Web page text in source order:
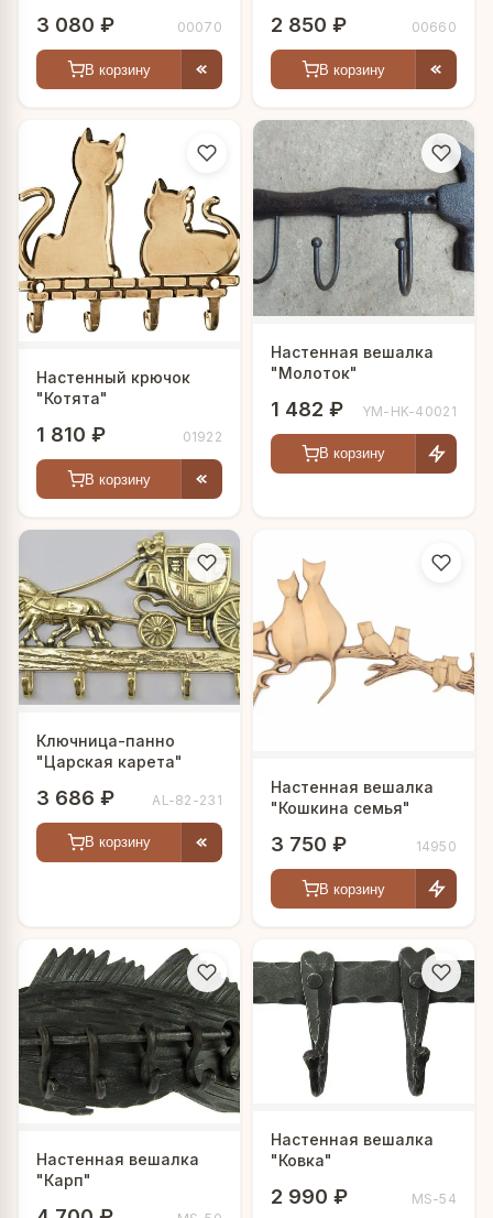
3 080 ₽ 00070
В корзину
2 850 ₽ 00660
В корзину
Настенный крючок
"Котята"
1 810 ₽ 01922
В корзину
Настенная вешалка
"Молоток"
1 482 ₽ YM-HK-40021
В корзину
Ключница-панно
"Царская карета"
3 686 ₽ AL-82-231
В корзину
Настенная вешалка
"Кошкина семья"
3 750 ₽ 14950
В корзину
Настенная вешалка
"Карп"
Настенная вешалка
"Ковка"
2 990 ₽ MS-54